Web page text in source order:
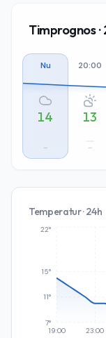
Timprognos ·
Nu
14
–
20:00
13
–
Temperatur · 24h
19:00 23:00
7°
11°
15°
22°